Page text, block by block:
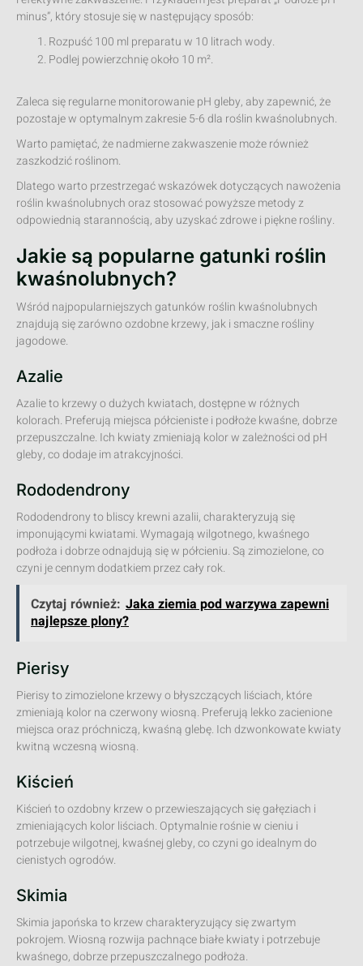
minus”, który stosuje się w następujący sposób:
Rozpuść 100 ml preparatu w 10 litrach wody.
Podlej powierzchnię około 10 m².
Zaleca się regularne monitorowanie pH gleby, aby zapewnić, że
pozostaje w optymalnym zakresie 5-6 dla roślin kwaśnolubnych.
Warto pamiętać, że nadmierne zakwaszenie może również
zaszkodzić roślinom.
Dlatego warto przestrzegać wskazówek dotyczących nawożenia
roślin kwaśnolubnych oraz stosować powyższe metody z
odpowiednią starannością, aby uzyskać zdrowe i piękne rośliny.
Jakie są popularne gatunki roślin
kwaśnolubnych?
Wśród najpopularniejszych gatunków roślin kwaśnolubnych
znajdują się zarówno ozdobne krzewy, jak i smaczne rośliny
jagodowe.
Azalie
Azalie to krzewy o dużych kwiatach, dostępne w różnych
kolorach. Preferują miejsca półcieniste i podłoże kwaśne, dobrze
przepuszczalne. Ich kwiaty zmieniają kolor w zależności od pH
gleby, co dodaje im atrakcyjności.
Rododendrony
Rododendrony to bliscy krewni azalii, charakteryzują się
imponującymi kwiatami. Wymagają wilgotnego, kwaśnego
podłoża i dobrze odnajdują się w półcieniu. Są zimozielone, co
czyni je cennym dodatkiem przez cały rok.
Czytaj również: Jaka ziemia pod warzywa zapewni
najlepsze plony?
Pierisy
Pierisy to zimozielone krzewy o błyszczących liściach, które
zmieniają kolor na czerwony wiosną. Preferują lekko zacienione
miejsca oraz próchniczą, kwaśną glebę. Ich dzwonkowate kwiaty
kwitną wczesną wiosną.
Kiścień
Kiścień to ozdobny krzew o przewieszających się gałęziach i
zmieniających kolor liściach. Optymalnie rośnie w cieniu i
potrzebuje wilgotnej, kwaśnej gleby, co czyni go idealnym do
cienistych ogrodów.
Skimia
Skimia japońska to krzew charakteryzujący się zwartym
pokrojem. Wiosną rozwija pachnące białe kwiaty i potrzebuje
kwaśnego, dobrze przepuszczalnego podłoża.